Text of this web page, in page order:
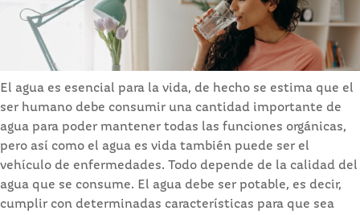
El agua es esencial para la vida, de hecho se estima que el
ser humano debe consumir una cantidad importante de
agua para poder mantener todas las funciones orgánicas,
pero así como el agua es vida también puede ser el
vehículo de enfermedades. Todo depende de la calidad del
agua que se consume. El agua debe ser potable, es decir,
cumplir con determinadas características para que sea